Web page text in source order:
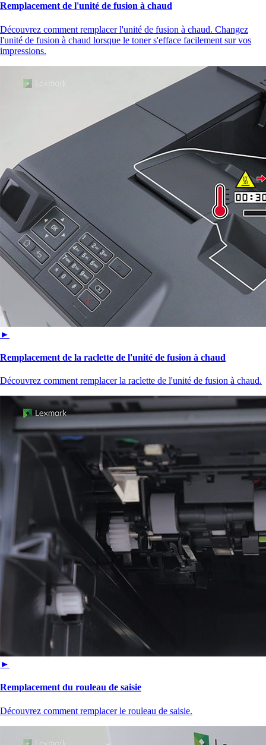
Remplacement de l'unité de fusion à chaud
Découvrez comment remplacer l'unité de fusion à chaud. Changez
l'unité de fusion à chaud lorsque le toner s'efface facilement sur vos
impressions.
►
Remplacement de la raclette de l'unité de fusion à chaud
Découvrez comment remplacer la raclette de l'unité de fusion à chaud.
►
Remplacement du rouleau de saisie
Découvrez comment remplacer le rouleau de saisie.